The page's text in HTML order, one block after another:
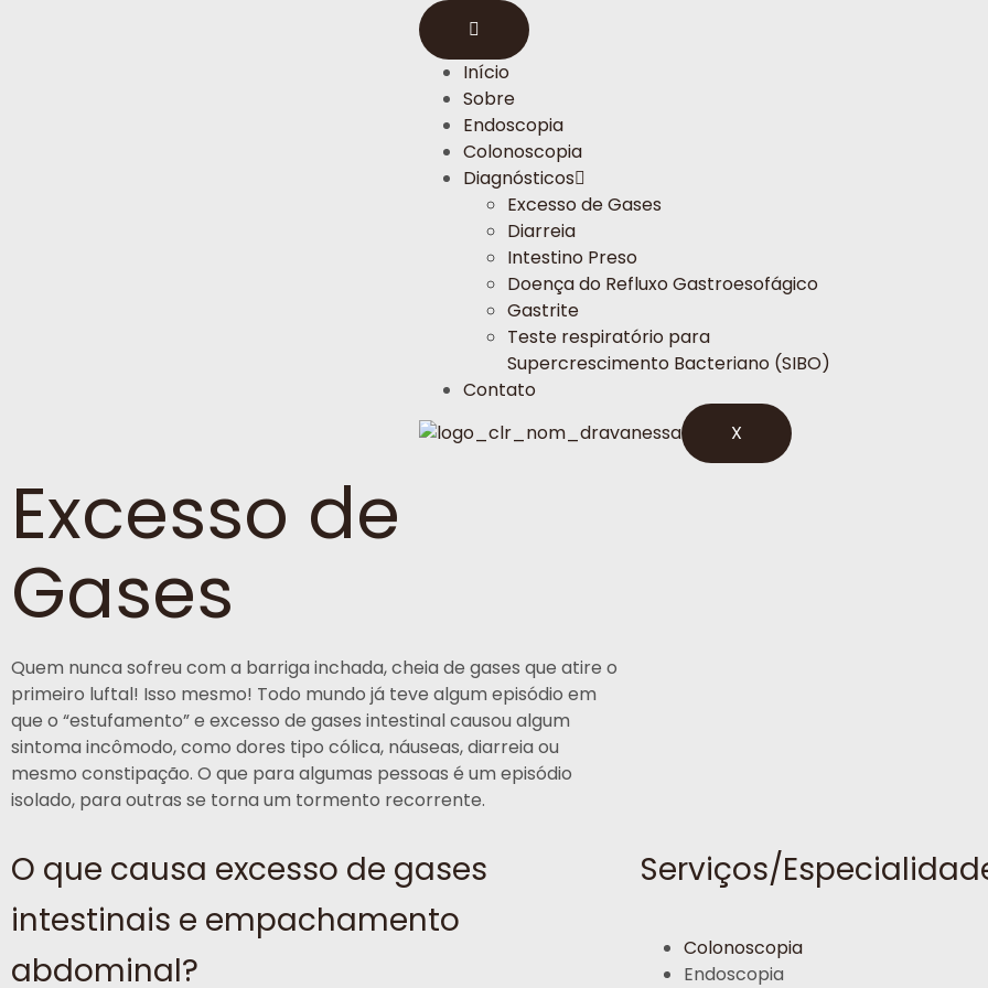
Início
Sobre
Endoscopia
Colonoscopia
Diagnósticos
Excesso de Gases
Diarreia
Intestino Preso
Doença do Refluxo Gastroesofágico
Gastrite
Teste respiratório para
Supercrescimento Bacteriano (SIBO)
Contato
X
Excesso de
Gases
Quem nunca sofreu com a barriga inchada, cheia de gases que atire o
primeiro luftal! Isso mesmo! Todo mundo já teve algum episódio em
que o “estufamento” e excesso de gases intestinal causou algum
sintoma incômodo, como dores tipo cólica, náuseas, diarreia ou
mesmo constipação. O que para algumas pessoas é um episódio
isolado, para outras se torna um tormento recorrente.
O que causa excesso de gases
intestinais e empachamento
abdominal?
Serviços/
Colonoscopia
Endoscopia